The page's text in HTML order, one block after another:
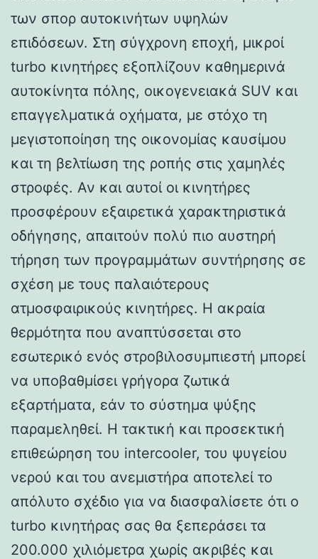
των σπορ αυτοκινήτων υψηλών
επιδόσεων. Στη σύγχρονη εποχή, μικροί
turbo κινητήρες εξοπλίζουν καθημερινά
αυτοκίνητα πόλης, οικογενειακά SUV και
επαγγελματικά οχήματα, με στόχο τη
μεγιστοποίηση της οικονομίας καυσίμου
και τη βελτίωση της ροπής στις χαμηλές
στροφές. Αν και αυτοί οι κινητήρες
προσφέρουν εξαιρετικά χαρακτηριστικά
οδήγησης, απαιτούν πολύ πιο αυστηρή
τήρηση των προγραμμάτων συντήρησης σε
σχέση με τους παλαιότερους
ατμοσφαιρικούς κινητήρες. Η ακραία
θερμότητα που αναπτύσσεται στο
εσωτερικό ενός στροβιλοσυμπιεστή μπορεί
να υποβαθμίσει γρήγορα ζωτικά
εξαρτήματα, εάν το σύστημα ψύξης
παραμεληθεί. Η τακτική και προσεκτική
επιθεώρηση του intercooler, του ψυγείου
νερού και του ανεμιστήρα αποτελεί το
απόλυτο σχέδιο για να διασφαλίσετε ότι ο
turbo κινητήρας σας θα ξεπεράσει τα
200.000 χιλιόμετρα χωρίς ακριβές και